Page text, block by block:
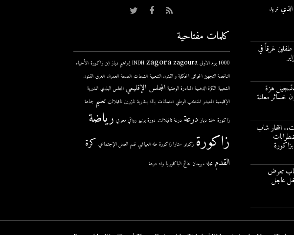
نريد
طفلين غرقاً في
هزة
خسائر معلنة
انتحار شاب
تعرض
عاجل
كلمات مفتاحية
1000 يوم الاولى INDH zagorazagoura إبراهيم دياز ابن زاكورة الأحياء
الناقصة التجهيز الحرائق الحكاية و الفنون الشعبية الشحات الصحة العمران الغرق الفنون
الشعبية الكرة الذهبية المبادرة الوطنية المجلس الإقليمي المجلس البلدي المديرية
الإقليمية المعيدر المنتخب الوطني امتحانات باك بلغارية تازرين تافيلالت تعليم جماعة
زاكورة حملة دباز درعة درعة تافيلالت دورة يونيو روائي مغربي رياضة
زاكورة زكونو ستارا زاكورة طه العياشي قسم العمل الإجتماعي كرة
القدم مجلة مهرجان نتائج الباكلوريا واد درعة